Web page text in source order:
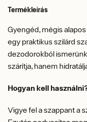
Termékleírás
Gyengéd, mégis
egy praktikus szilárd
dezodorokból
szárítja, hanem
Hogyan kell
Vigye fel a szappant a